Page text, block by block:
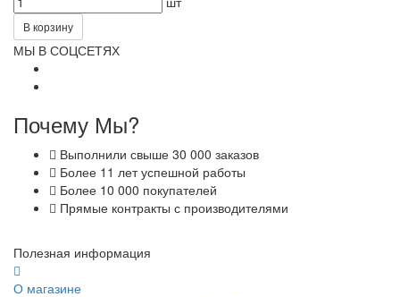
В корзину
МЫ В СОЦСЕТЯХ
Почему Мы?
Выполнили свыше 30 000 заказов
Более 11 лет успешной работы
Более 10 000 покупателей
Прямые контракты с производителями
Полезная информация
О магазине